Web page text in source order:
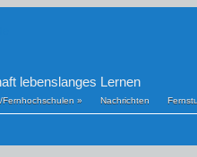
lebenslanges Lernen
Fernhochschulen » Nachrichten